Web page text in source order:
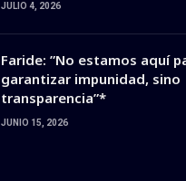
JULIO 4, 2026
Faride: ”No estamos aquí
garantizar impunidad, sino
transparencia”*
JUNIO 15, 2026